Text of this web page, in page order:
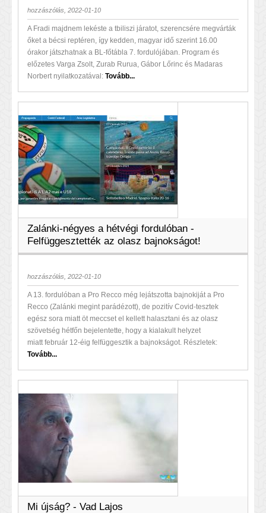
hozzászólás, 2022-01-10
A Fradi majdnem lekéste a tbiliszi járatot, szerencsére megvárták
őket a bécsi reptéren, így kedden, magyar idő szerint 16.00
órakor játszhatnak a BL-főtábla 7. fordulójában. Program és
előzetes Varga Zsolt, Zurab Rurua, Gábor Lőrinc és Madaras
Norbert nyilatkozatával: Tovább...
Zalánki-négyes a hétvégi fordulóban -
Felfüggesztették az olasz bajnokságot!
hozzászólás, 2022-01-10
A 13. fordulóban a Pro Recco még lejátszotta bajnokiját a Pro
Recco (Zalánki megint parádézott), de pozitív Covid-tesztek
egész sora miatt öt meccset el kellett halasztani és az olasz
szövetség hétfőn bejelentette, hogy a kialakult helyzet
miatt február 12-éig felfüggesztik a bajnokságot. Részletek:
Tovább...
Mi újság? - Vad Lajos